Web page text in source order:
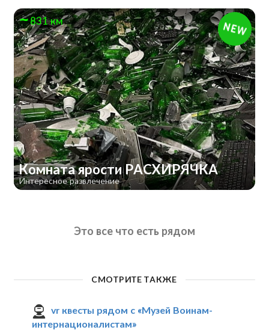
831 км
Комната ярости РАСХИРЯЧКА
Интересное развлечение
Это все что есть рядом
СМОТРИТЕ ТАКЖЕ
vr квесты рядом с «Музей Воинам-
интернационалистам»